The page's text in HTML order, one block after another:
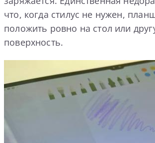
что, когда стилус не нужен,
положить ровно на стол или
поверхность.